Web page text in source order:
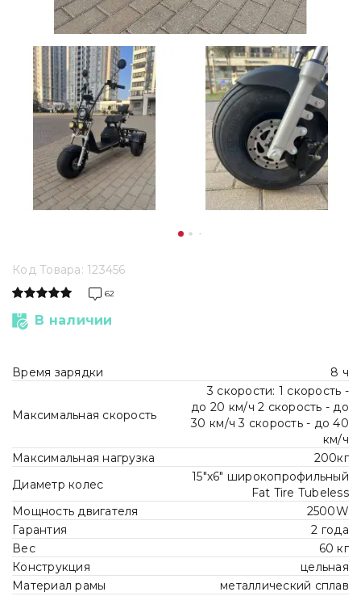
Код Товара: 123456
62
В наличии
Время зарядки 8 ч
Максимальная скорость
3 скорости: 1 скорость -
до 20 км/ч 2 скорость - до
30 км/ч 3 скорость - до 40
км/ч
Максимальная нагрузка
200кг
Диаметр колес
15"х6" широкопрофильный
Fat Tire Tubeless
Мощность двигателя
2500W
Гарантия
2 года
Вес
60 кг
Конструкция
цельная
Материал рамы
металлический сплав